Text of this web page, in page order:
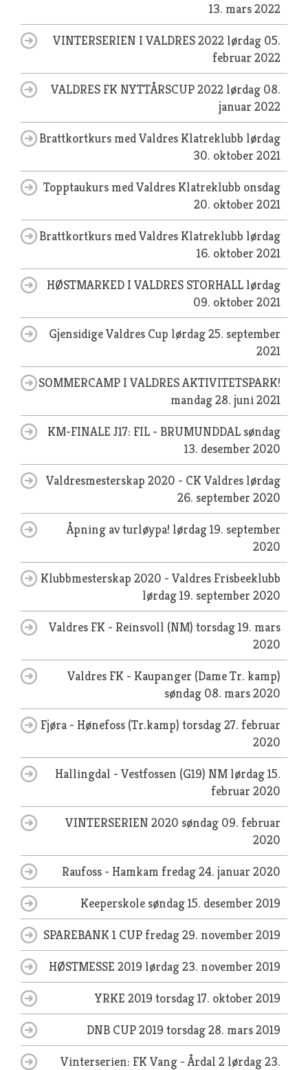
13. mars 2022
VINTERSERIEN I VALDRES 2022 lørdag 05.
februar 2022
VALDRES FK NYTTÅRSCUP 2022 lørdag 08.
januar 2022
Brattkortkurs med Valdres Klatreklubb lørdag
30. oktober 2021
Topptaukurs med Valdres Klatreklubb onsdag
20. oktober 2021
Brattkortkurs med Valdres Klatreklubb lørdag
16. oktober 2021
HØSTMARKED I VALDRES STORHALL lørdag
09. oktober 2021
Gjensidige Valdres Cup lørdag 25. september
2021
SOMMERCAMP I VALDRES AKTIVITETSPARK!
mandag 28. juni 2021
KM-FINALE J17: FIL - BRUMUNDDALsøndag
13. desember 2020
Valdresmesterskap 2020 - CK Valdres lørdag
26. september 2020
Åpning av turløypa! lørdag 19. september
2020
Klubbmesterskap 2020 - Valdres Frisbeeklubb
lørdag 19. september 2020
Valdres FK - Reinsvoll (NM) torsdag 19. mars
2020
Valdres FK - Kaupanger (Dame Tr. kamp)
søndag 08. mars 2020
Fjøra - Hønefoss (Tr.kamp) torsdag 27. februar
2020
Hallingdal - Vestfossen (G19) NM lørdag 15.
februar 2020
VINTERSERIEN 2020 søndag 09. februar
2020
Raufoss - Hamkam fredag 24. januar 2020
Keeperskolesøndag 15. desember 2019
SPAREBANK 1 CUPfredag 29. november 2019
HØSTMESSE 2019 lørdag 23. november 2019
YRKE 2019 torsdag 17. oktober 2019
DNB CUP 2019 torsdag 28. mars 2019
Vinterserien: FK Vang - Årdal 2 lørdag 23.